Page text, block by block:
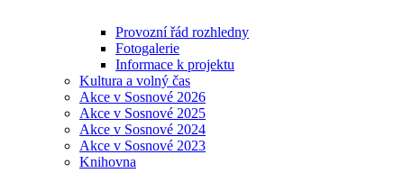
Provozní řád rozhledny
Fotogalerie
Informace k projektu
Kultura a volný čas
Akce v Sosnové 2026
Akce v Sosnové 2025
Akce v Sosnové 2024
Akce v Sosnové 2023
Knihovna